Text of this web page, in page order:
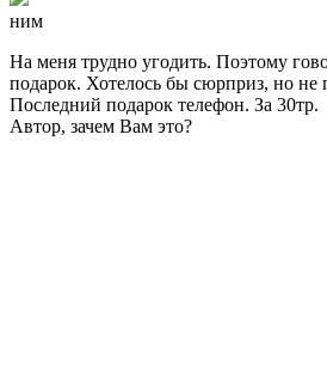
ним
На меня трудно угодить. Поэтому
подарок. Хотелось бы сюрприз, но не
Последний подарок телефон. За 30тр.
Автор, зачем Вам это?